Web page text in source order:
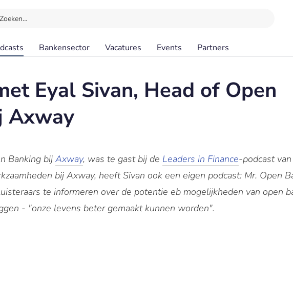
Zoeken…
Bankensector Vacatures Events Partners
Eyal Sivan, Head of Open
Axway
Banking bij Axway, was te gast bij de Leaders in Finance-podcast
bij Axway, heeft Sivan ook een eigen podcast: Mr. Open
te informeren over de potentie eb mogelijkheden van open
- "onze levens beter gemaakt kunnen worden".